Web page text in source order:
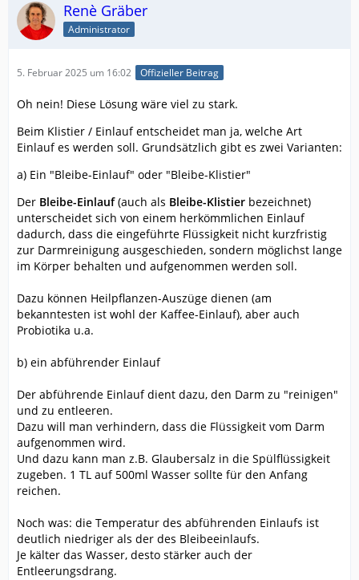
Renè Gräber
Administrator
5. Februar 2025 um 16:02 Offizieller Beitrag
Oh nein! Diese Lösung wäre viel zu stark.
Beim Klistier / Einlauf entscheidet man ja, welche Art
Einlauf es werden soll. Grundsätzlich gibt es zwei Varianten:
a) Ein "Bleibe-Einlauf" oder "Bleibe-Klistier"
Der Bleibe-Einlauf(auch als Bleibe-Klistier bezeichnet)
unterscheidet sich von einem herkömmlichen Einlauf
dadurch, dass die eingeführte Flüssigkeit nicht kurzfristig
zur Darmreinigung ausgeschieden, sondern möglichst lange
im Körper behalten und aufgenommen werden soll.
Dazu können Heilpflanzen-Auszüge dienen (am
bekanntesten ist wohl der Kaffee-Einlauf), aber auch
Probiotika u.a.
b) ein abführender Einlauf
Der abführende Einlauf dient dazu, den Darm zu "reinigen"
und zu entleeren.
Dazu will man verhindern, dass die Flüssigkeit vom Darm
aufgenommen wird.
Und dazu kann man z.B. Glaubersalz in die Spülflüssigkeit
zugeben. 1 TL auf 500ml Wasser sollte für den Anfang
reichen.
Noch was: die Temperatur des abführenden Einlaufs ist
deutlich niedriger als der des Bleibeeinlaufs.
Je kälter das Wasser, desto stärker auch der
Entleerungsdrang.